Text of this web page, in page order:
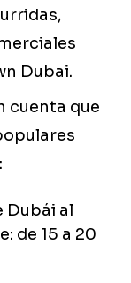
Dubai.
cuenta que
Dubái al
de 15 a 20